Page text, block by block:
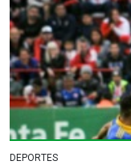
DEPORTES